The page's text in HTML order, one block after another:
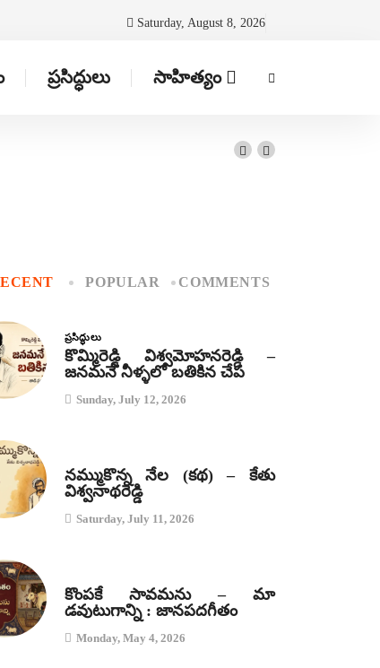
Saturday, August 8, 2026
ప్రసిద్ధులు సాహిత్యం
POPULAR COMMENTS
ప్రసిద్ధులు
కొమ్మిరెడ్డి విశ్వమోహనరెడ్డి –
జనమనే నీళ్ళలో బతికిన చేప
Sunday, July 12, 2026
నమ్ముకొన్న నేల (కథ) – కేతు
విశ్వనాథరెడ్డి
Saturday, July 11, 2026
కొంపకే సావమను – మా
డవుటుగాన్ని : జానపదగీతం
Monday, May 4, 2026